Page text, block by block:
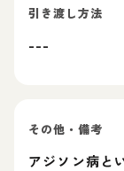
引き渡し方法
---
その他・備考
アジソン病と